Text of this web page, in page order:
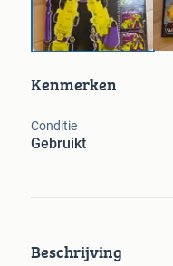
Kenmerken
Conditie
Gebruikt
Beschrijving